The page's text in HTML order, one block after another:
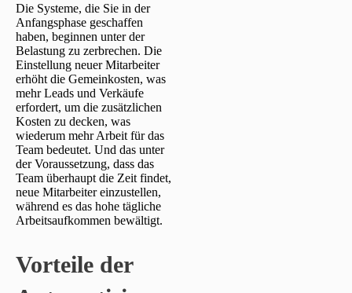
Die Systeme, die Sie in der
Anfangsphase geschaffen
haben, beginnen unter der
Belastung zu zerbrechen. Die
Einstellung neuer Mitarbeiter
erhöht die Gemeinkosten, was
mehr Leads und Verkäufe
erfordert, um die zusätzlichen
Kosten zu decken, was
wiederum mehr Arbeit für das
Team bedeutet. Und das unter
der Voraussetzung, dass das
Team überhaupt die Zeit findet,
neue Mitarbeiter einzustellen,
während es das hohe tägliche
Arbeitsaufkommen bewältigt.
Vorteile der